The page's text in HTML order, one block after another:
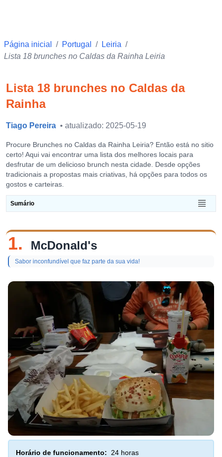
Página inicial / Portugal / Leiria /
Lista 18 brunches no Caldas da Rainha Leiria
Lista 18 brunches no Caldas da
Rainha
Tiago Pereira • atualizado: 2025-05-19
Procure Brunches no Caldas da Rainha Leiria? Então está no sitio
certo! Aqui vai encontrar uma lista dos melhores locais para
desfrutar de um delicioso brunch nesta cidade. Desde opções
tradicionais a propostas mais criativas, há opções para todos os
gostos e carteiras.
Sumário
1. McDonald's
Sabor inconfundível que faz parte da sua vida!
Horário de funcionamento: 24 horas